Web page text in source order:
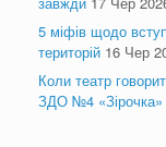
5 міфів щодо
територій 16 Чер
Коли театр
ЗДО №4 «Зірочка»